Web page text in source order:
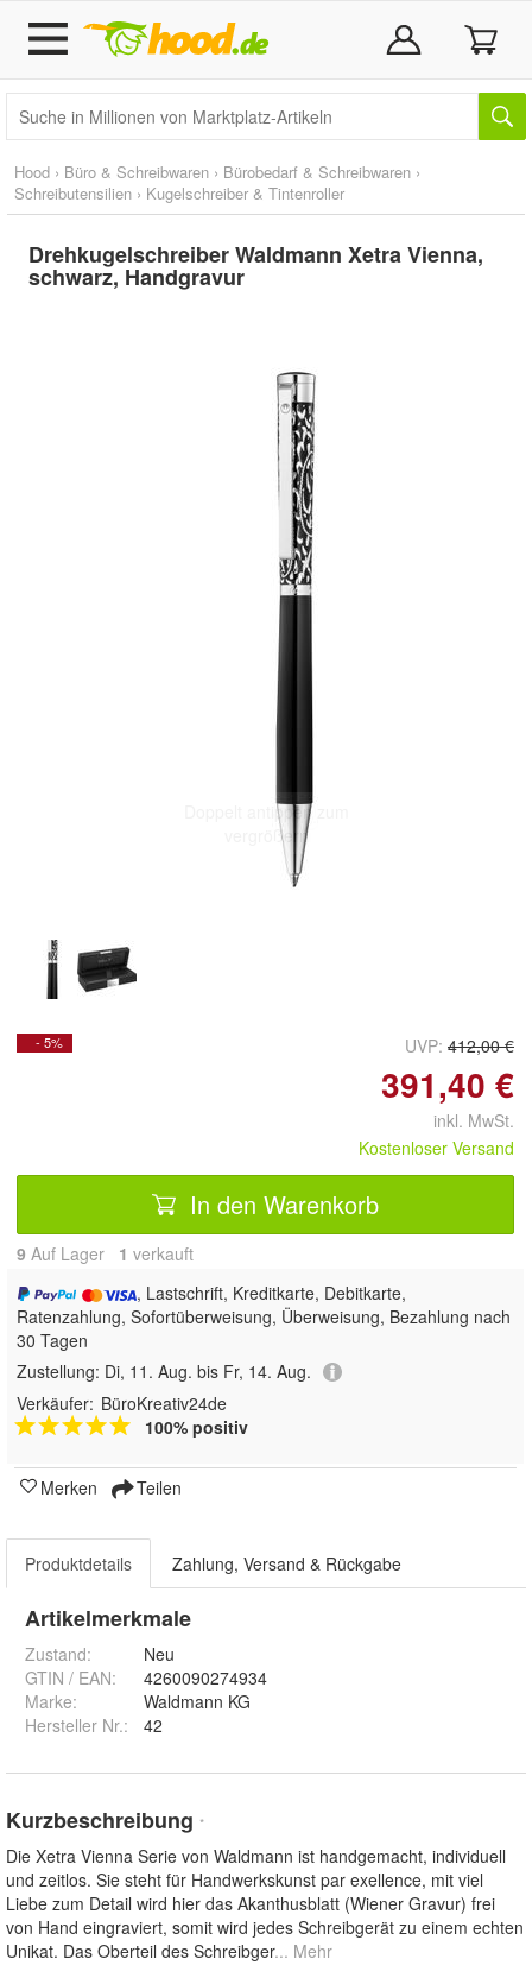
Hood › Büro & Schreibwaren › Bürobedarf & Schreibwaren ›
Schreibutensilien › Kugelschreiber & Tintenroller
Drehkugelschreiber Waldmann Xetra Vienna,
schwarz, Handgravur
Doppelt antippen zum
vergrößern
- 5% UVP: 412,00 €
391,40 €
inkl. MwSt.
Kostenloser Versand
In den Warenkorb
9 Auf Lager 1 verkauft
, Lastschrift, Kreditkarte, Debitkarte,
Ratenzahlung, Sofortüberweisung, Überweisung, Bezahlung nach
30 Tagen
Zustellung: Di, 11. Aug. bis Fr, 14. Aug.
Verkäufer: BüroKreativ24de
100% positiv
Merken Teilen
Produktdetails Zahlung, Versand & Rückgabe
Artikelmerkmale
Zustand:
Neu
GTIN / EAN:
4260090274934
Marke:
Waldmann KG
Hersteller Nr.:
42
Kurzbeschreibung *
Die Xetra Vienna Serie von Waldmann ist handgemacht, individuell
und zeitlos. Sie steht für Handwerkskunst par exellence, mit viel
Liebe zum Detail wird hier das Akanthusblatt (Wiener Gravur) frei
von Hand eingraviert, somit wird jedes Schreibgerät zu einem echten
Unikat. Das Oberteil des Schreibger... Mehr